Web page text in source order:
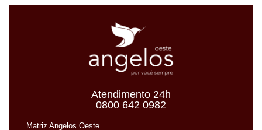
Atendimento 24h
0800 642 0982
Matriz Angelos Oeste